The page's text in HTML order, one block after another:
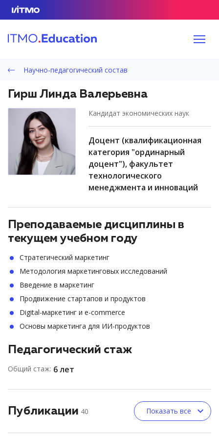
Научно-педагогический состав
Гирш Линда Валерьевна
кандидат экономических наук
доцент (квалификационная
категория "ординарный
доцент"), факультет
технологического
менеджмента и инноваций
Преподаваемые дисциплины в
текущем учебном году
Стратегический маркетинг
Методология маркетинговых исследований
Введение в маркетинг
Продвижение стартапов и продуктов
Digital-маркетинг и e-commerce
Основы маркетинга для ИИ-продуктов
Педагогический стаж
Общий стаж: 6 лет
Публикации 40 Показать все